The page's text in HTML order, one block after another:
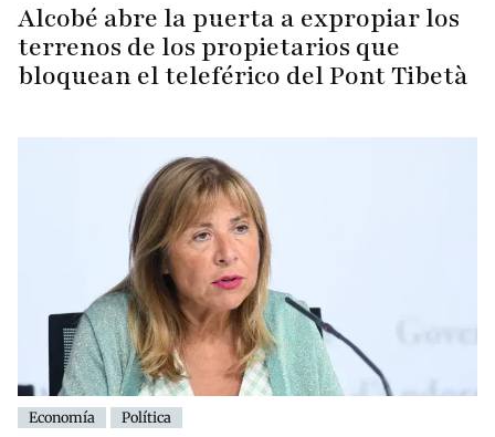
Alcobé abre la puerta a expropiar los
terrenos de los propietarios que
bloquean el teleférico del Pont Tibetà
Economía Política